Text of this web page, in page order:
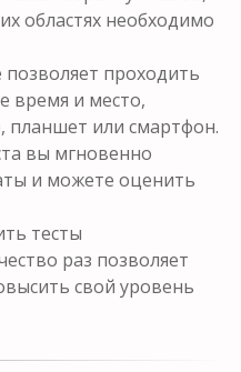
областях необходимо
проходить
время и место,
планшет или смартфон.
вы мгновенно
и можете оценить
тесты
раз позволяет
свой уровень